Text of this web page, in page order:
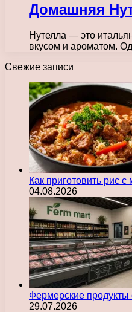
Домашняя
Нутелла — это
вкусом и ароматом.
Свежие записи
Как приготовить рис
04.08.2026
Фермерские продукты
29.07.2026